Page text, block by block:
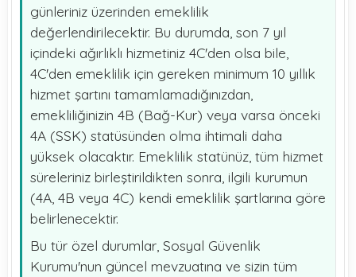
günleriniz üzerinden emeklilik
değerlendirilecektir. Bu durumda, son 7 yıl
içindeki ağırlıklı hizmetiniz 4C'den olsa bile,
4C'den emeklilik için gereken minimum 10 yıllık
hizmet şartını tamamlamadığınızdan,
emekliliğinizin 4B (Bağ-Kur) veya varsa önceki
4A (SSK) statüsünden olma ihtimali daha
yüksek olacaktır. Emeklilik statünüz, tüm hizmet
süreleriniz birleştirildikten sonra, ilgili kurumun
(4A, 4B veya 4C) kendi emeklilik şartlarına göre
belirlenecektir.
Bu tür özel durumlar, Sosyal Güvenlik
Kurumu'nun güncel mevzuatına ve sizin tüm